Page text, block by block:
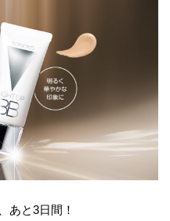
あと3日間！